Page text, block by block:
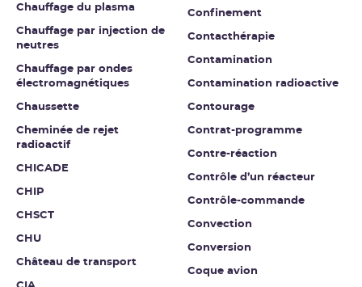
Chauffage du plasma
Chauffage par injection de
neutres
Chauffage par ondes
électromagnétiques
Chaussette
Cheminée de rejet
radioactif
CHICADE
CHIP
CHSCT
CHU
Château de transport
Confinement
Contacthérapie
Contamination
Contamination radioactive
Contourage
Contrat-programme
Contre-réaction
Contrôle d’un réacteur
Contrôle-commande
Convection
Conversion
Coque avion